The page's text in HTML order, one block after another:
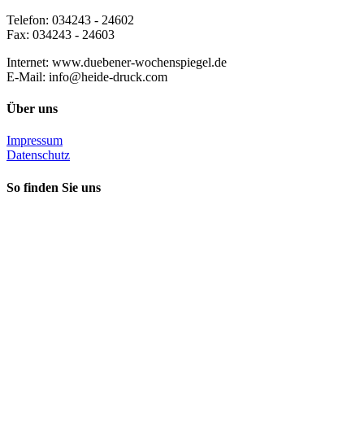
Telefon: 034243 - 24602
Fax: 034243 - 24603
Internet: www.duebener-wochenspiegel.de
E-Mail: info@heide-druck.com
Über uns
Impressum
Datenschutz
So finden Sie uns